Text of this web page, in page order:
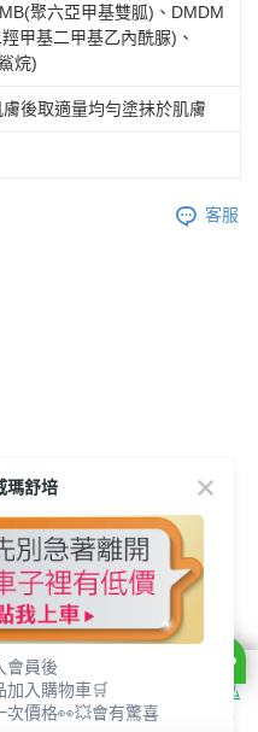
聚六亞甲基雙胍)、DMDM
甲基二甲基乙內酰脲)、
烷)
後取適量均勻塗抺於肌膚
客服
評吧
cookie 方式之詳情，及若您不希
cookie 設定，請參閱本網站「
隱私
即表示您同意本公司得按本網站使
瑪舒培
會員後
加入購物車🛒
次價格👀💥會有驚喜